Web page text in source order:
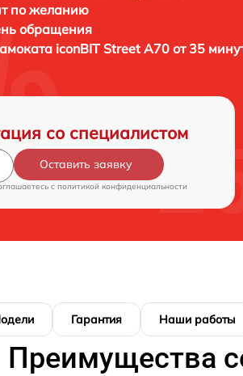
по желанию
обращения
iconBIT Street A70 от 35
со специалистом
Оставить заявку
c политикой конфиденциальности
Гарантия Наши работы
Преимущества